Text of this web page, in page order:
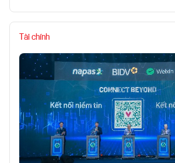
Tài chính